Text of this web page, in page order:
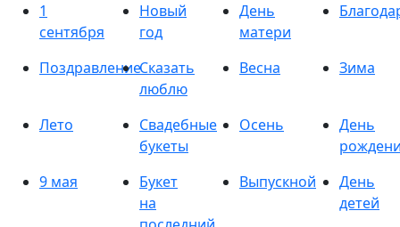
1
сентября
Новый
год
День
матери
ПоздравлениеСказать
люблю
Весна Зима
Лето
Свадебные
букеты
Осень
День
9 мая
Букет
на
Выпускной
День
детей